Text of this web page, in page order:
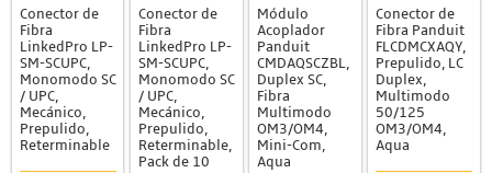
Conector de
Fibra
LinkedPro LP-
SM-SCUPC,
Monomodo SC
/ UPC,
Mecánico,
Prepulido,
Reterminable
Conector de
Fibra
LinkedPro LP-
SM-SCUPC,
Monomodo SC
/ UPC,
Mecánico,
Prepulido,
Reterminable,
Pack de 10
Módulo
Acoplador
Panduit
CMDAQSCZBL,
Duplex SC,
Fibra
Multimodo
OM3/OM4,
Mini-Com,
Aqua
Conector de
Fibra Panduit
FLCDMCXAQY,
Prepulido, LC
Duplex,
Multimodo
50/125
OM3/OM4,
Aqua